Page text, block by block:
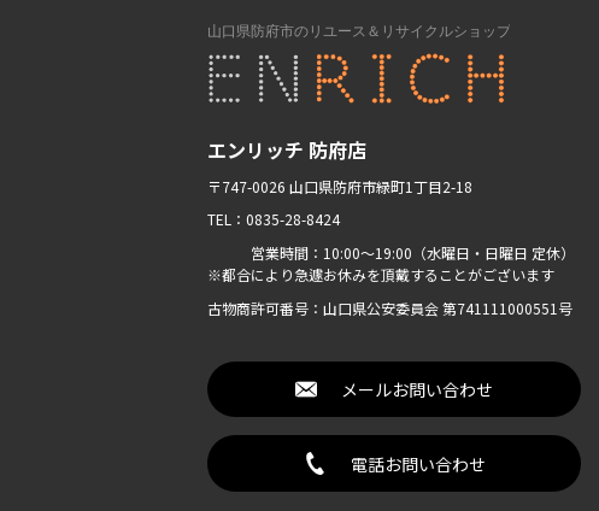
エンリッチ 防府店
〒747-0026 山口県防府市緑町1丁目2-18
TEL：0835-28-8424
営業時間：10:00〜19:00（水曜日・日曜日 定休）
※都合により急遽お休みを頂戴することがございます
古物商許可番号：山口県公安委員会 第741111000551号
メールお問い合わせ
電話お問い合わせ